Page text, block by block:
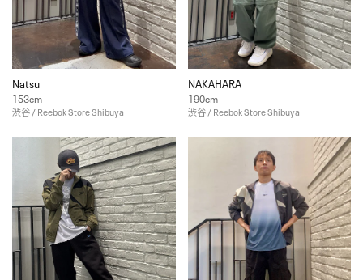
Natsu
153cm
渋谷 / Reebok Store Shibuya
NAKAHARA
190cm
渋谷 / Reebok Store Shibuya